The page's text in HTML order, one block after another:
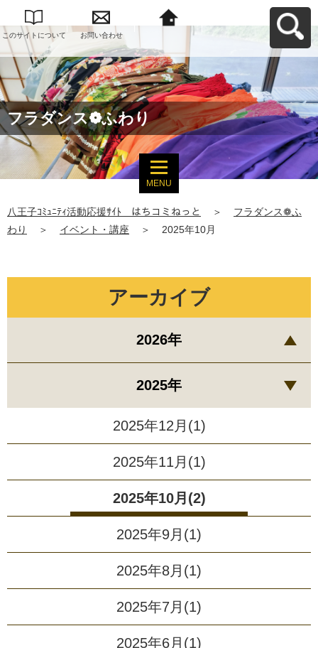
このサイトについて お問い合わせ
八王子ｺﾐｭﾆﾃｨ活動応
とへ戻る
フラダンス❁ふわり
MENU
八王子ｺﾐｭﾆﾃｨ活動応援ｻｲﾄ はちコミねっと ＞
フラダンス❁ふ
わり
＞ イベント・講座 ＞ 2025年10月
アーカイブ
2026年
2025年
2025年12月(1)
2025年11月(1)
2025年10月(2)
2025年9月(1)
2025年8月(1)
2025年7月(1)
2025年6月(1)